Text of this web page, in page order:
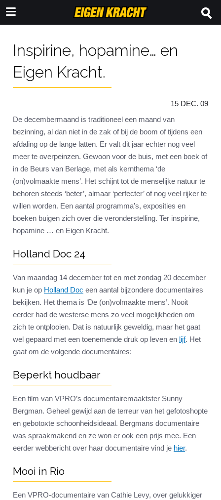
Inspirine, hopamine… en
Eigen Kracht.
15 DEC. 09
De decembermaand is traditioneel een maand van
bezinning, al dan niet in de zak of bij de boom of tijdens een
afdaling op de lange latten. Er valt dit jaar echter nog veel
meer te overpeinzen. Gewoon voor de buis, met een boek of
in de Beurs van Berlage, met als kernthema ‘de
(on)volmaakte mens’. Het schijnt tot de menselijke natuur te
behoren steeds ‘beter’, almaar ‘perfecter’ of nog veel rijker te
willen worden. Een aantal programma’s, exposities en
boeken buigen zich over die veronderstelling. Ter inspirine,
hopamine … en Eigen Kracht.
Holland Doc 24
Van maandag 14 december tot en met zondag 20 december
kun je op Holland Doc een aantal bijzondere documentaires
bekijken. Het thema is ‘De (on)volmaakte mens’. Nooit
eerder had de westerse mens zo veel mogelijkheden om
zich te ontplooien. Dat is natuurlijk geweldig, maar het gaat
wel gepaard met een toenemende druk op leven en lijf. Het
gaat om de volgende documentaires:
Beperkt houdbaar
Een film van VPRO’s documentairemaaktster Sunny
Bergman. Geheel gewijd aan de terreur van het gefotoshopte
en gebotoxte schoonheidsideaal. Bergmans documentaire
was spraakmakend en ze won er ook een prijs mee. Een
eerder webbericht over haar documentaire vind je hier.
Mooi in Rio
Een VPRO-documentaire van Cathie Levy, over gelukkiger